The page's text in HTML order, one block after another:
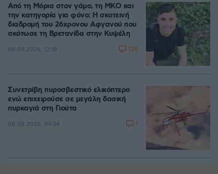
Από τη Μόρια στον γάμο, τη ΜΚΟ και
την κατηγορία για φόνο: Η σκοτεινή
διαδρομή του 26χρονου Αφγανού που
σκότωσε τη Βρετανίδα στην Κυψέλη
08.08.2026, 12:18 120
Συνετρίβη πυροσβεστικό ελικόπτερο
ενώ επιχειρούσε σε μεγάλη δασική
πυρκαγιά στη Γιούτα
08.08.2026, 09:34 1